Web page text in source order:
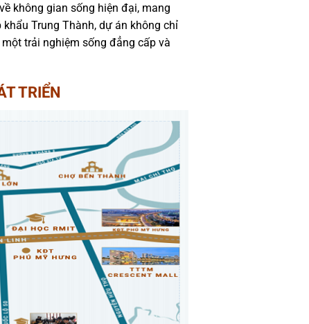
không gian sống hiện đại, mang
Trung Thành, dự án không chỉ
trải nghiệm sống đẳng cấp và
TRIỂN